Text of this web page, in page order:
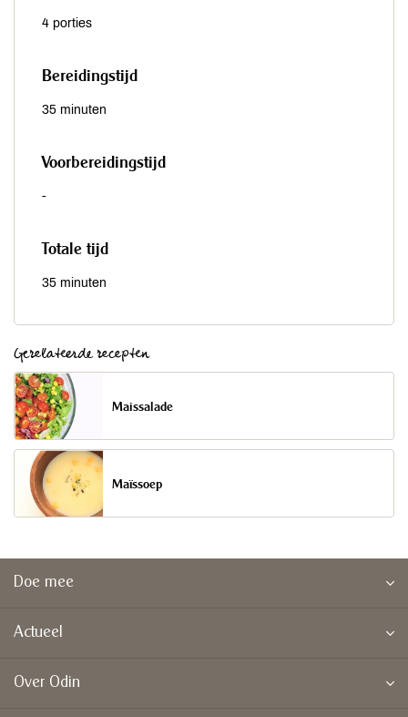
4 porties
Bereidingstijd
35 minuten
Voorbereidingstijd
-
Totale tijd
35 minuten
Gerelateerde recepten
Maissalade
Maïssoep
Doe mee
Actueel
Over Odin